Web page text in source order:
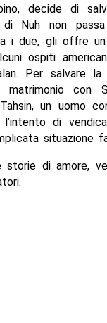
decide di
Nuh non passa
i due, gli offre
ospiti
Per salvare la
con
un uomo
di
situazione
di amore,